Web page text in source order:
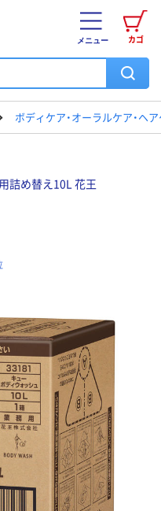
カゴ
メニュー
ボディケア・オーラルケア・ヘ
詰め替え10L 花王